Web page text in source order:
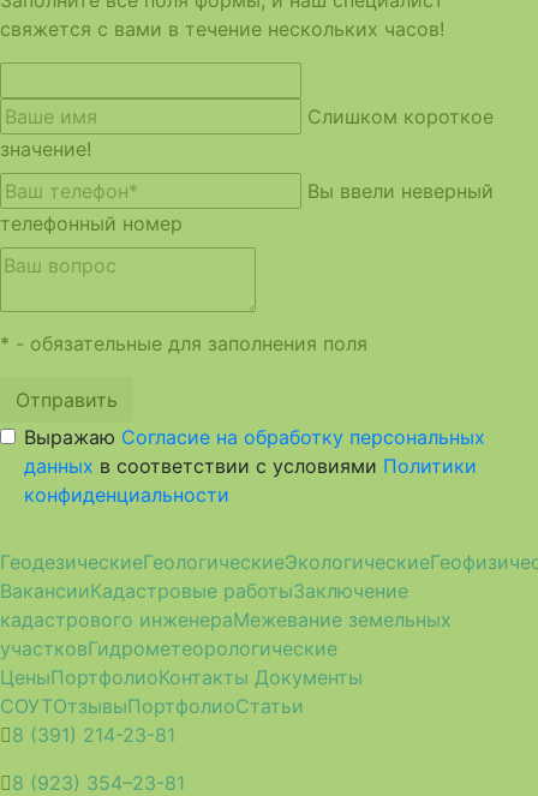
свяжется с вами в течение нескольких часов!
Слишком короткое
значение!
Вы ввели неверный
телефонный номер
* - обязательные для заполнения поля
Отправить
Выражаю Согласие на обработку персональных
данных в соответствии с условиями Политики
конфиденциальности
ГеодезическиеГеологическиеЭкологические
ВакансииКадастровые работыЗаключение
кадастрового инженераМежевание земельных
участковГидрометеорологические
ЦеныПортфолиоКонтакты Документы
СОУТОтзывыПортфолиоСтатьи
8 (391) 214-23-81
8 (923) 354–23-81